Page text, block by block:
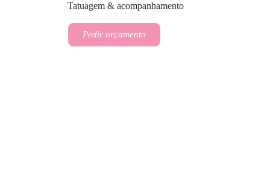
Tatuagem & acompanhamento
Pedir orçamento